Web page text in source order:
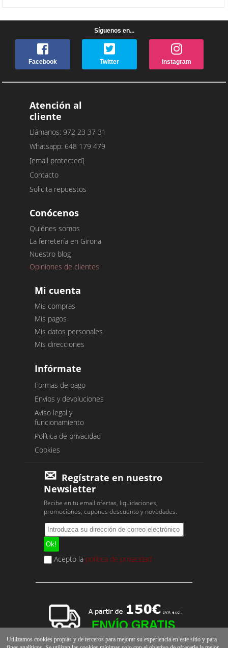
Síguenos en...
Facebook Twitter Instagram
Atención al
cliente
Llámanos: 972 23 37 31
Whatsapp: 648 179 479
[email protected]
Contacto
Solicita repuestos
Conócenos
Quiénes somos
La ferretería en Girona
Nuestro blog
Opiniones de clientes
Mi cuenta
Mis compras
Mis pagos
Mis datos personales
Mis direcciones
Infórmate
Formas de pago
Envíos y devoluciones
Aviso legal y
funcionamiento
Política de privacidad
Cookies
Regístrate en nuestro
Newsletter
Recibe en tu email ofertas, liquidaciones,
promociones, cupones descuento y novedades.
Acepto la política de privacidad
Utilizamos cookies propias y de terceros para mejorar su experiencia en este sitio y para